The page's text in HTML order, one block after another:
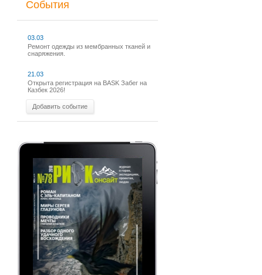
События
03.03
Ремонт одежды из мембранных тканей и
снаряжения.
21.03
Открыта регистрация на BASK Забег на
Казбек 2026!
Добавить событие